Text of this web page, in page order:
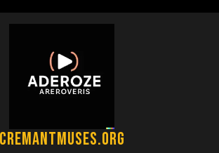
cremantmuses.org